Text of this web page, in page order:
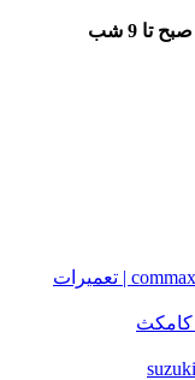
تعمیر آیفون تصویری کوماکس commax | تعمیرات